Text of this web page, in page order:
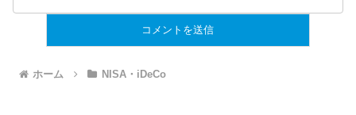
ホーム NISA・iDeCo